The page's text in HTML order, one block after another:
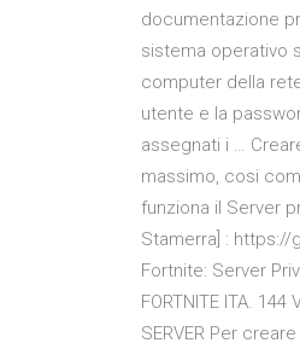
documentazione
sistema operativo
computer della
utente e la
assegnati i …
massimo, cosi
funziona il Server
Stamerra] : https://
Fortnite: Server
FORTNITE ITA.
SERVER Per